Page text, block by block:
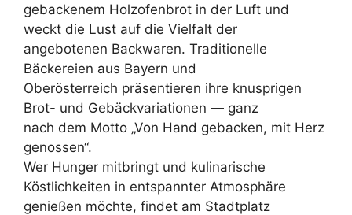
gebackenem Holzofenbrot in der Luft und
weckt die Lust auf die Vielfalt der
angebotenen Backwaren. Traditionelle
Bäckereien aus Bayern und
Oberösterreich präsentieren ihre knusprigen
Brot- und Gebäckvariationen — ganz
nach dem Motto „Von Hand gebacken, mit Herz
genossen“.
Wer Hunger mitbringt und kulinarische
Köstlichkeiten in entspannter Atmosphäre
genießen möchte, findet am Stadtplatz